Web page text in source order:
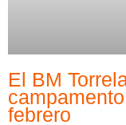
El BM
febrero